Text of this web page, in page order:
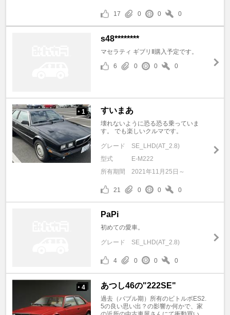
17 0 0 0
s48********
マセラティ ギブリⅡ購入予定です。
6
0 0 0
+ 1 すいまあ
壊れないように恐る恐る乗っていま
す。 でも楽しいクルマです。
グレード
SE_LHD(AT_2.8)
型式
E-M222
所有期間
2021年11月25日～
21 0 0 0
PaPi
初めての愛車。
グレード SE_LHD(AT_2.8)
4 0 0 0
+ 4 あつし46の"222SE"
過去（バブル期）所有のビトルボES2.
5の良い思い出？の影響か何かで、家